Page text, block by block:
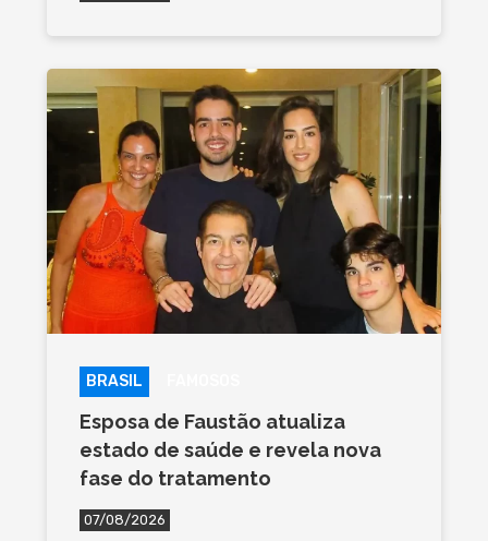
BRASIL
Esposa de Faustão atualiza
estado de saúde e revela nova
fase do tratamento
07/08/2026